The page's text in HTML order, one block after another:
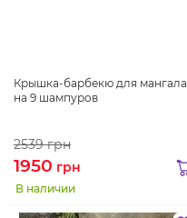
Крышка-барбекю для мангала
на 9 шампуров
2539грн
1950 грн
В наличии